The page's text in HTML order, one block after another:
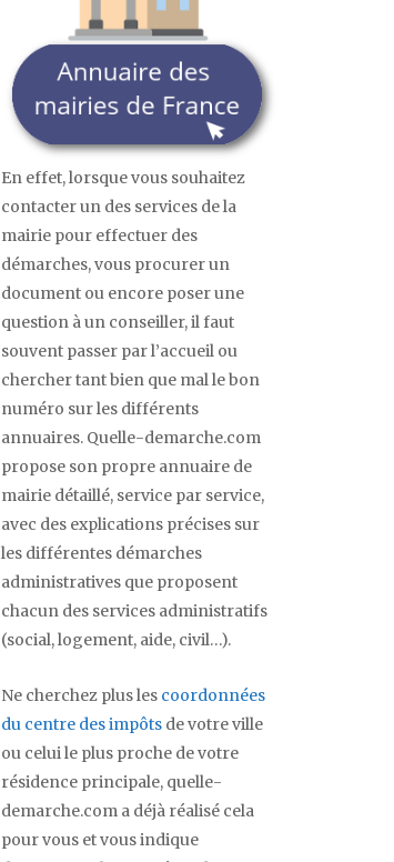
En effet, lorsque vous souhaitez
contacter un des services de la
mairie pour effectuer des
démarches, vous procurer un
document ou encore poser une
question à un conseiller, il faut
souvent passer par l’accueil ou
chercher tant bien que mal le bon
numéro sur les différents
annuaires. Quelle-demarche.com
propose son propre annuaire de
mairie détaillé, service par service,
avec des explications précises sur
les différentes démarches
administratives que proposent
chacun des services administratifs
(social, logement, aide, civil…).
Ne cherchez plus les coordonnées
du centre des impôts de votre ville
ou celui le plus proche de votre
résidence principale, quelle-
demarche.com a déjà réalisé cela
pour vous et vous indique